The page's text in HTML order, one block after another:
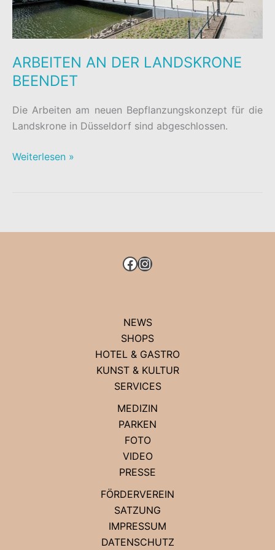
ARBEITEN AN DER LANDSKRONE
BEENDET
Die Arbeiten am neuen Bepflanzungskonzept für die
Landskrone in Düsseldorf sind abgeschlossen.
ARBEITEN
Weiterlesen »
FACEBOOK
INSTAGRAM
NEWS
SHOPS
HOTEL & GASTRO
KUNST & KULTUR
SERVICES
MEDIZIN
PARKEN
FOTO
VIDEO
PRESSE
FÖRDERVEREIN
SATZUNG
IMPRESSUM
DATENSCHUTZ